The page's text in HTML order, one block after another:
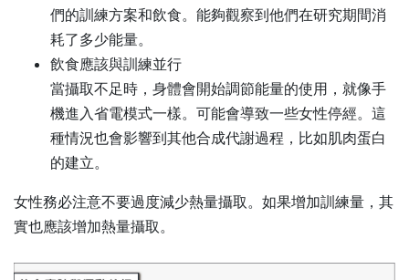
們的訓練方案和飲食。能夠觀察到他們在研究期間消
耗了多少能量。
飲食應該與訓練並行
當攝取不足時，身體會開始調節能量的使用，就像手
機進入省電模式一樣。可能會導致一些女性停經。這
種情況也會影響到其他合成代謝過程，比如肌肉蛋白
的建立。
女性務必注意不要過度減少熱量攝取。如果增加訓練量，其
實也應該增加熱量攝取。